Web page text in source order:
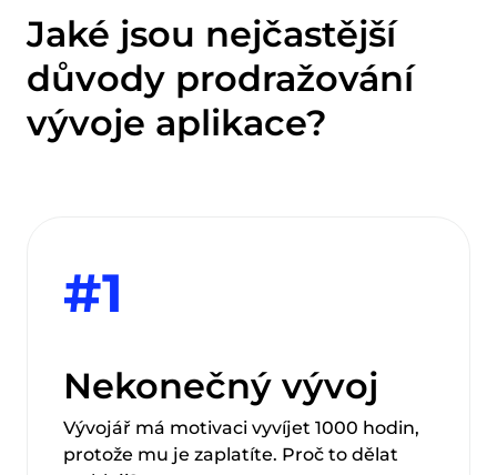
Jaké jsou nejčastější
důvody prodražování
vývoje aplikace?
#1
Nekonečný vývoj
Vývojář má motivaci vyvíjet 1000 hodin,
protože mu je zaplatíte. Proč to dělat